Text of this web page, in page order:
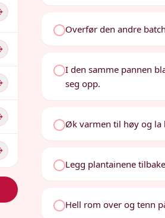
Overfør den andre
I den samme pannen
seg opp.
Øk varmen til høy og la
Legg plantainene
Hell rom over og tenn